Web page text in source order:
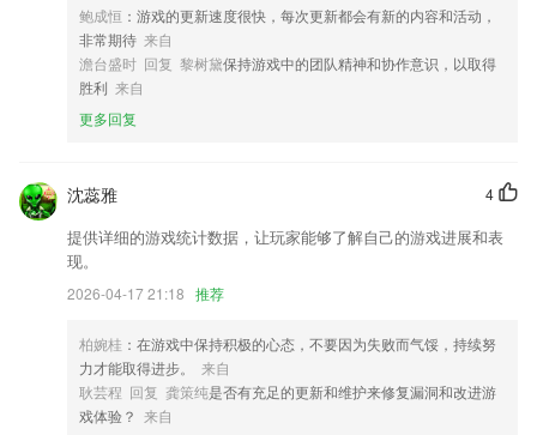
鲍成恒 ：游戏的更新速度很快，每次更新都会有新的内容和活动，
非常期待 来自
澹台盛时 回复 黎树黛保持游戏中的团队精神和协作意识，以取得
胜利 来自
更多回复
4
沈蕊雅
提供详细的游戏统计数据，让玩家能够了解自己的游戏进展和表
现。
2026-04-17 21:18 推荐
柏婉桂 ：在游戏中保持积极的心态，不要因为失败而气馁，持续努
力才能取得进步。
来自
耿芸程 回复 龚策纯是否有充足的更新和维护来修复漏洞和改进游
戏体验？ 来自